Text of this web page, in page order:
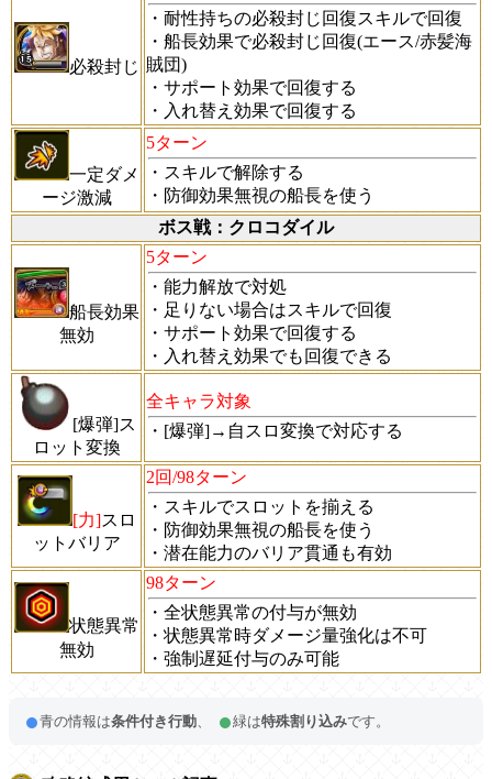
必殺封じ
・耐性持ちの必殺封じ回復スキルで回復
・船長効果で必殺封じ回復(エース/赤髪海
賊団)
・サポート効果で回復する
・入れ替え効果で回復する
一定ダメ
ージ激減
5ターン
・スキルで解除する
・防御効果無視の船長を使う
ボス戦：クロコダイル
船長効果
無効
5ターン
・能力解放で対処
・足りない場合はスキルで回復
・サポート効果で回復する
・入れ替え効果でも回復できる
[爆弾]ス
ロット変換
全キャラ対象
・[爆弾]→自スロ変換で対応する
[力]スロ
ットバリア
2回/98ターン
・スキルでスロットを揃える
・防御効果無視の船長を使う
・潜在能力のバリア貫通も有効
状態異常
無効
98ターン
・全状態異常の付与が無効
・状態異常時ダメージ量強化は不可
・強制遅延付与のみ可能
青の情報は条件付き行動、 緑は特殊割り込みです。